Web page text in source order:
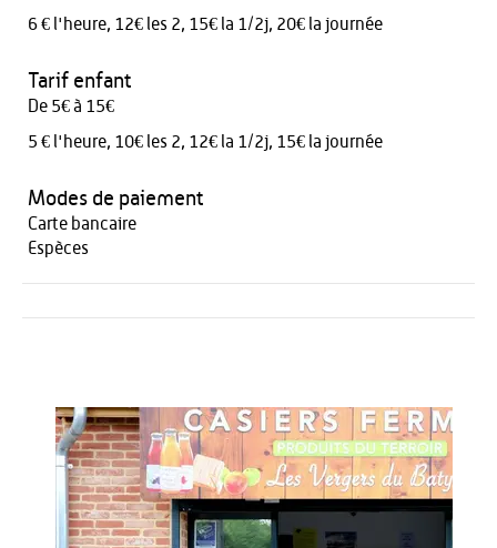
6 € l'heure, 12€ les 2, 15€ la 1/2j, 20€ la journée
Tarif enfant
De 5€ à 15€
5 € l'heure, 10€ les 2, 12€ la 1/2j, 15€ la journée
Modes de paiement
Carte bancaire
Espèces